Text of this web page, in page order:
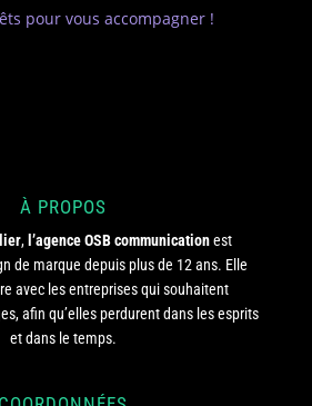
pour vous accompagner !
À PROPOS
, l’agence OSB communicationest
de marque depuis plus de 12 ans. Elle
avec les entreprises qui souhaitent
afin qu’elles perdurent dans les esprits
et dans le temps.